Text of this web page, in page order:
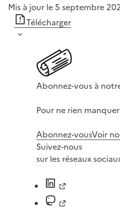
Mis à jour le 5 septembre
Télécharger
Abonnez-vous à
Pour ne rien
Abonnez-vousVoir
Suivez-nous
sur les réseaux